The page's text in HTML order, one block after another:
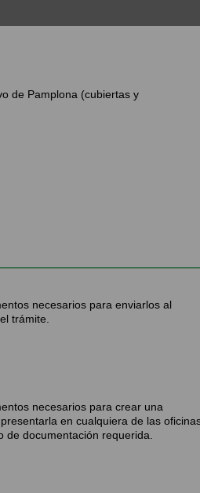
de Pamplona (cubiertas y
necesarios para enviarlos al
trámite.
necesarios para crear una
en cualquiera de las
documentación requerida.